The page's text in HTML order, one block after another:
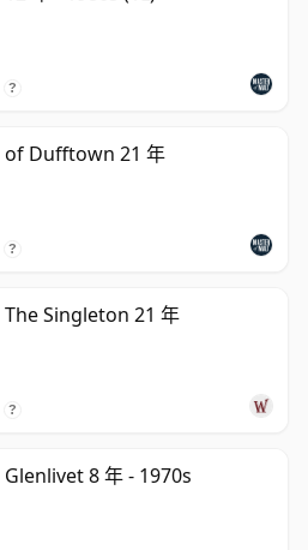
?
Dufftown 21 年
?
Singleton 21 年
?
8 年 - 1970s